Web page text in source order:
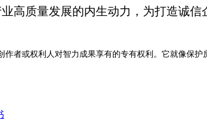
高质量发展的内生动力，为打造诚信
者或权利人对智力成果享有的专有权利。它就像保